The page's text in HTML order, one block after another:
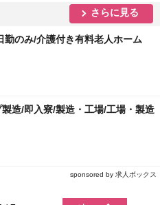
さらに見る
勤のみ/介護付き有料老人ホーム
造/即入寮/製造・工場/工場・製造
sponsored by 求人ボックス